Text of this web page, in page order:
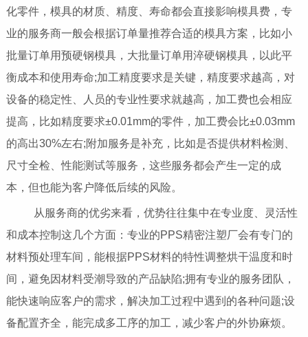
化零件，模具的材质、精度、寿命都会直接影响模具费，专
业的服务商一般会根据订单量推荐合适的模具方案，比如小
批量订单用预硬钢模具，大批量订单用淬硬钢模具，以此平
衡成本和使用寿命;加工精度要求是关键，精度要求越高，对
设备的稳定性、人员的专业性要求就越高，加工费也会相应
提高，比如精度要求±0.01mm的零件，加工费会比±0.03mm
的高出30%左右;附加服务是补充，比如是否提供材料检测、
尺寸全检、性能测试等服务，这些服务都会产生一定的成
本，但也能为客户降低后续的风险。
从服务商的优劣来看，优势往往集中在专业度、灵活性
和成本控制这几个方面：专业的PPS精密注塑厂会有专门的
材料预处理车间，能根据PPS材料的特性调整烘干温度和时
间，避免因材料受潮导致的产品缺陷;拥有专业的服务团队，
能快速响应客户的需求，解决加工过程中遇到的各种问题;设
备配置齐全，能完成多工序的加工，减少客户的外协麻烦。